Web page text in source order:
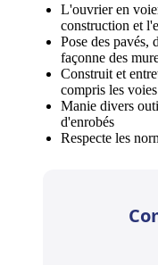
L'ouvrier en
construction et
Pose des pavés,
façonne des
Construit et
compris les
Manie divers
d'enrobés
Respecte les